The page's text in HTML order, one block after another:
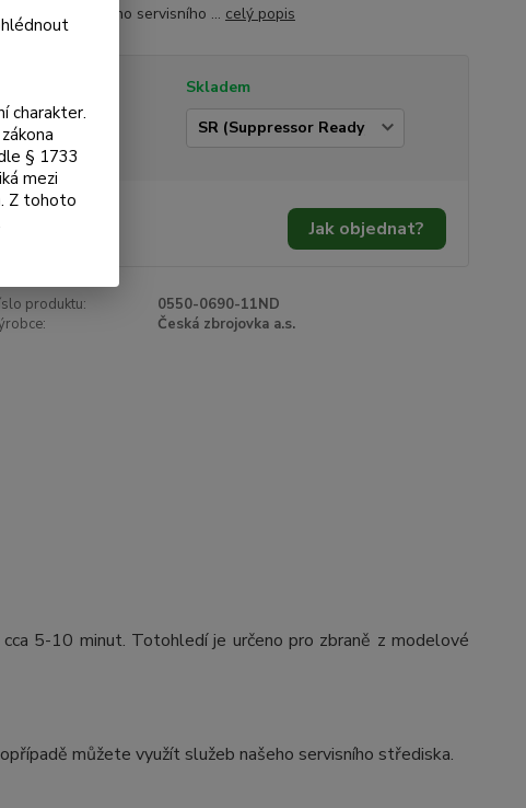
služeb našeho servisního ... celý popis
Skladem
Varianta
489 Kč Jak objednat?
produktu:
0550-0690-11ND
Česká zbrojovka a.s.
5-10 minut. Totohledí je určeno pro zbraně z modelové
můžete využít služeb našeho servisního střediska.
charakter.
§ 1733
mezi
Z tohoto